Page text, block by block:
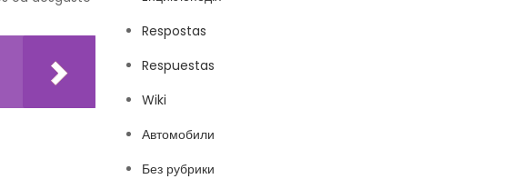
Respostas
Respuestas
Wiki
Автомобили
Без рубрики